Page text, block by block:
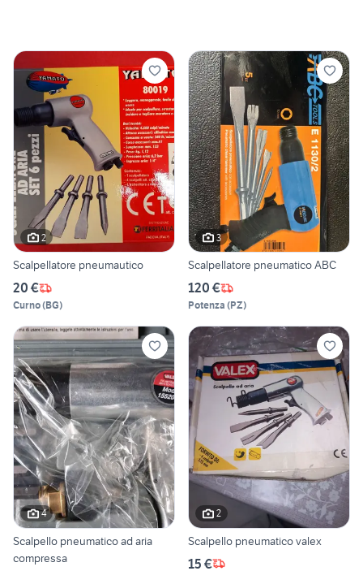
2
Scalpellatore pneumautico
20 €
Curno(BG)
3
Scalpellatore pneumatico ABC
120 €
Potenza (PZ)
4
Scalpello pneumatico ad aria
compressa
2
Scalpello pneumatico valex
15 €